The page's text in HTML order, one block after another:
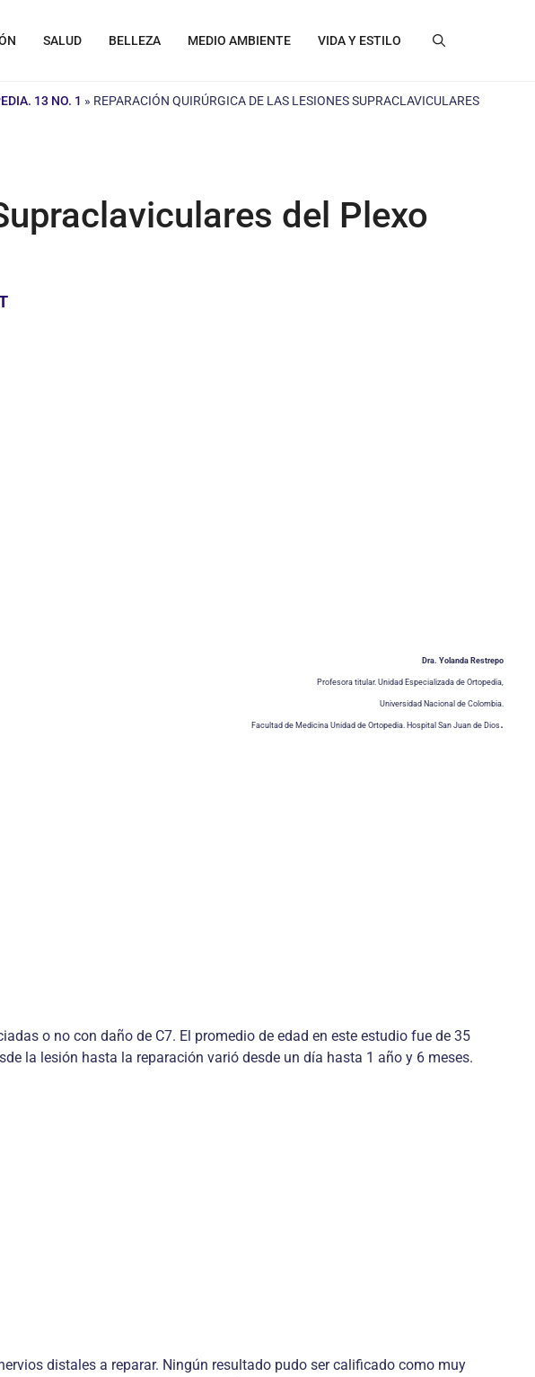
SALUD BELLEZA MEDIO AMBIENTE VIDA Y ESTILO
13 NO. 1 » REPARACIÓN QUIRÚRGICA DE LAS LESIONES SUPRACLAVICULARES
del Plexo
Dra. Yolanda Restrepo
Profesora titular. Unidad Especializada de Ortopedia,
Universidad Nacional de Colombia.
Facultad de Medicina Unidad de Ortopedia. Hospital San Juan de Dios.
o no con daño de C7. El promedio de edad en este estudio fue de 35
la lesión hasta la reparación varió desde un día hasta 1 año y 6 meses.
distales a reparar. Ningún resultado pudo ser calificado como muy